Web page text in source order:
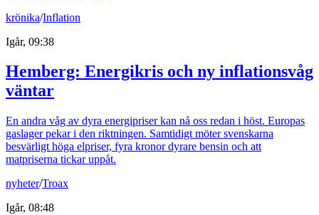
krönika/Inflation
Igår, 09:38
Hemberg: Energikris och ny inflationsvåg
väntar
En andra våg av dyra energipriser kan nå oss redan i höst. Europas
gaslager pekar i den riktningen. Samtidigt möter svenskarna
besvärligt höga elpriser, fyra kronor dyrare bensin och att
matpriserna tickar uppåt.
nyheter/Troax
Igår, 08:48